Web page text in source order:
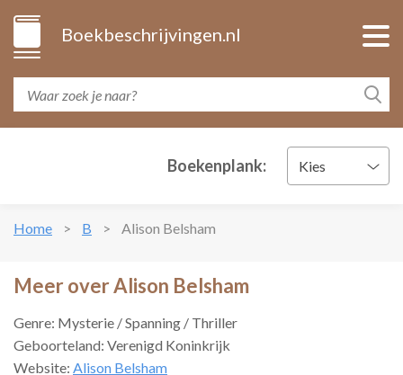
Boekbeschrijvingen.nl
Boekenplank: Kies
Home B Alison Belsham
Meer over Alison Belsham
Genre: Mysterie / Spanning / Thriller
Geboorteland: Verenigd Koninkrijk
Website: Alison Belsham